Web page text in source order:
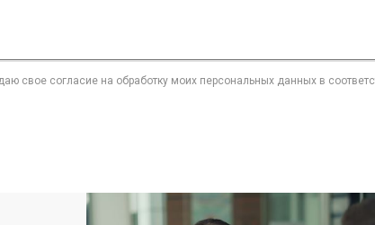
свое согласие на обработку моих персональных данных в